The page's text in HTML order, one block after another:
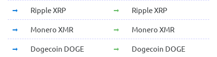
Ripple XRP Ripple XRP
Monero XMR Monero XMR
Dogecoin DOGE Dogecoin DOGE